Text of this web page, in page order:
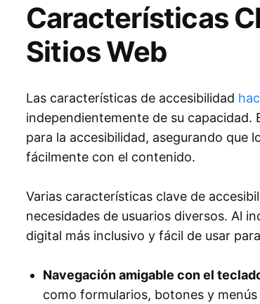
Características
Sitios Web
Las características de accesibilidad
independientemente de su capacidad.
para la accesibilidad, asegurando que
fácilmente con el contenido.
Varias características clave de
necesidades de usuarios diversos. Al
digital más inclusivo y fácil de usar
Navegación amigable con el
como formularios, botones y